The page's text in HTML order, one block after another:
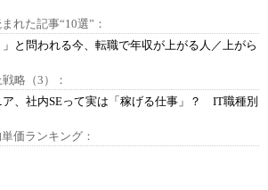
れた記事“10選”：
」と問われる今、転職で年収が上がる人／上がら
略（3）：
、社内SEって実は「稼げる仕事」？ IT職種別
価ランキング：